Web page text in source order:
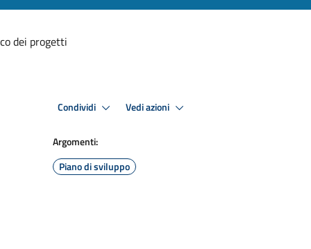
dei progetti
Condividi Vedi azioni
Argomenti:
Piano di sviluppo